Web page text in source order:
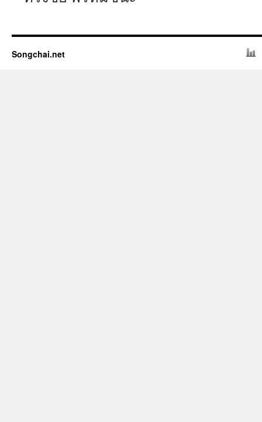
Songchai.net